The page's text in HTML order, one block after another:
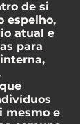
de si
espelho,
atual e
para
mesmo e